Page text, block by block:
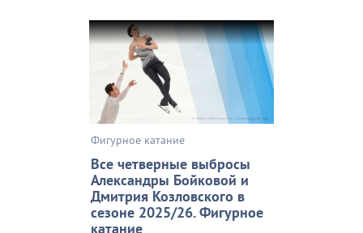
Фигурное катание
Все четверные выбросы
Александры Бойковой и
Дмитрия Козловского в
сезоне 2025/26. Фигурное
катание